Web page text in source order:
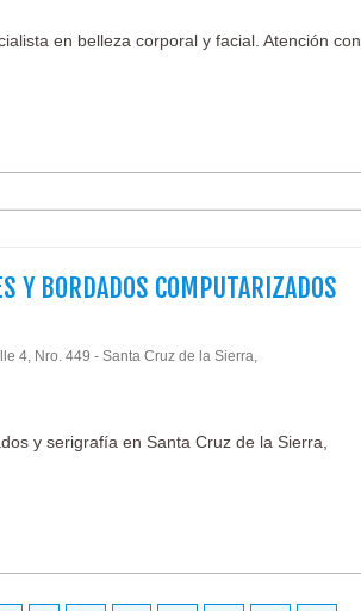
en belleza corporal y facial. Atención con
Y BORDADOS COMPUTARIZADOS
4, Nro. 449 - Santa Cruz de la Sierra,
y serigrafía en Santa Cruz de la Sierra,